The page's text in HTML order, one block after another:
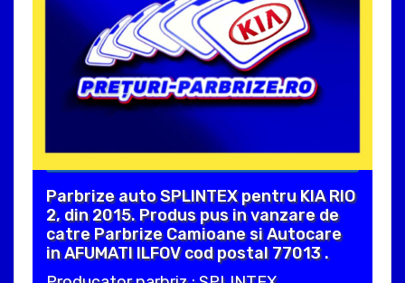
Parbrize auto SPLINTEX pentru KIA RIO
2, din 2015. Produs pus in vanzare de
catre Parbrize Camioane si Autocare
in AFUMATI ILFOV cod postal 77013 .